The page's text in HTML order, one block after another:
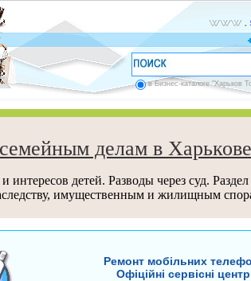
в Бизнес-каталоге "Харьков
делам в Харькове
детей. Разводы через суд.
имущественным и жилищным
Ремонт мобільних
Офіційні сервісні